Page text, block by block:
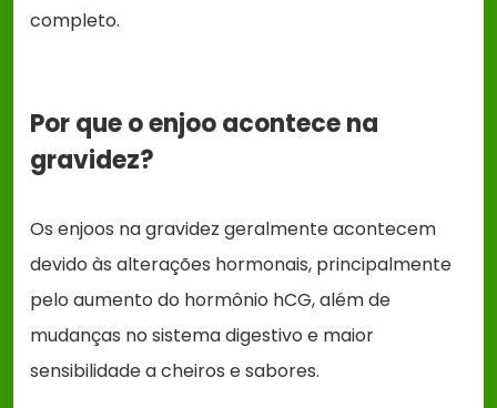
completo.
Por que o enjoo acontece na
gravidez?
Os enjoos na gravidez geralmente acontecem
devido às alterações hormonais, principalmente
pelo aumento do hormônio hCG, além de
mudanças no sistema digestivo e maior
sensibilidade a cheiros e sabores.